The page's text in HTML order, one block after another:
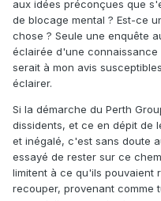
aux idées préconçues que
de blocage mental ? Est-ce
chose ? Seule une enquête
éclairée d'une
serait à mon avis
éclairer.
Si la démarche du Perth
dissidents, et ce en dépit de
et inégalé, c'est sans doute
essayé de rester sur ce
limitent à ce qu'ils pouvaient
recouper, provenant comme